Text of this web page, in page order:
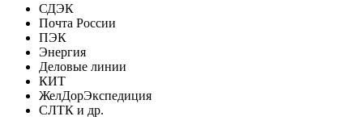
СДЭК
Почта России
ПЭК
Энергия
Деловые линии
КИТ
ЖелДорЭкспедиция
СЛТК и др.